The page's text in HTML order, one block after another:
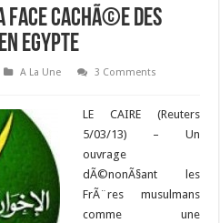
cachÃ©e des
Egypte
A La Une
3 Comments
LE CAIRE (Reuters
5/03/13) – Un
ouvrage
dÃ©nonÃ§ant les
FrÃ¨res musulmans
comme une